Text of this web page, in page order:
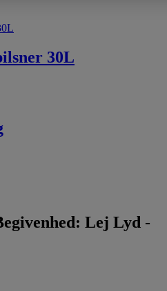
30L
Lej Lyd -